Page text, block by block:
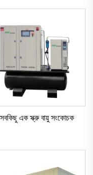
সবকিছু এক স্ক্রু বায়ু সংকোচক